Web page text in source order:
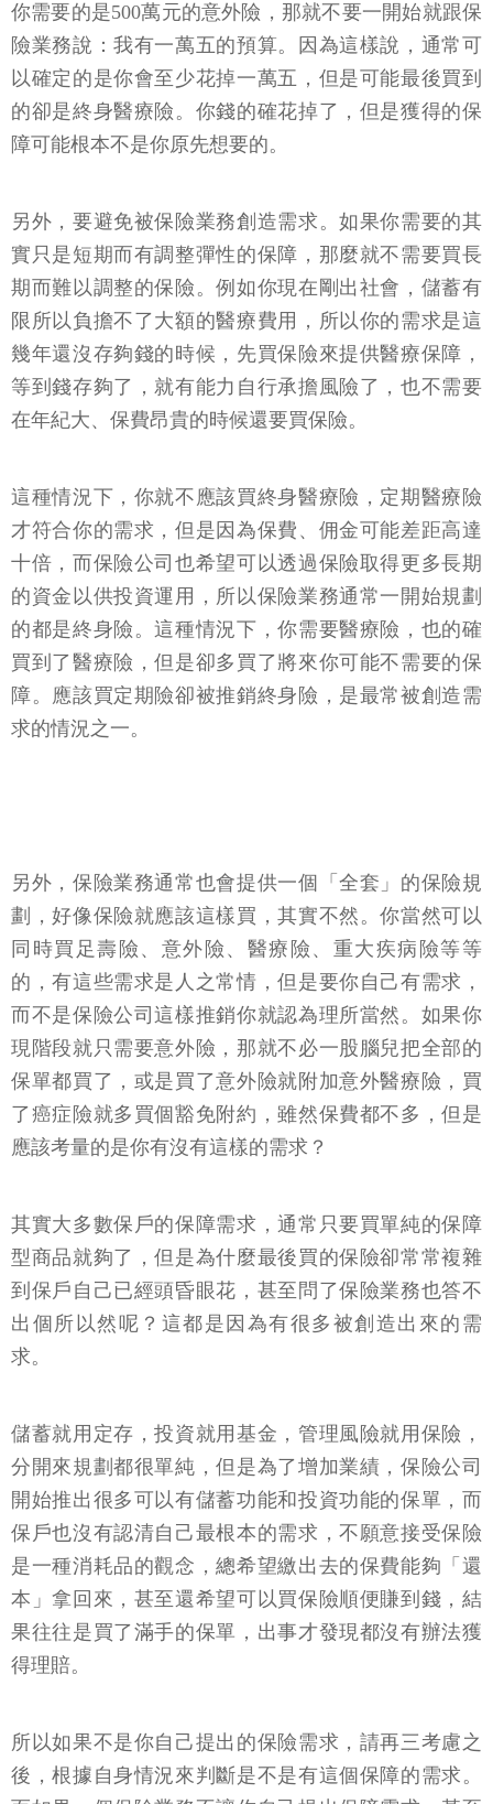
你需要的是500萬元的意外險，那就不要一開始就跟保
險業務說：我有一萬五的預算。因為這樣說，通常可
以確定的是你會至少花掉一萬五，但是可能最後買到
的卻是終身醫療險。你錢的確花掉了，但是獲得的保
障可能根本不是你原先想要的。
另外，要避免被保險業務創造需求。如果你需要的其
實只是短期而有調整彈性的保障，那麼就不需要買長
期而難以調整的保險。例如你現在剛出社會，儲蓄有
限所以負擔不了大額的醫療費用，所以你的需求是這
幾年還沒存夠錢的時候，先買保險來提供醫療保障，
等到錢存夠了，就有能力自行承擔風險了，也不需要
在年紀大、保費昂貴的時候還要買保險。
這種情況下，你就不應該買終身醫療險，定期醫療險
才符合你的需求，但是因為保費、佣金可能差距高達
十倍，而保險公司也希望可以透過保險取得更多長期
的資金以供投資運用，所以保險業務通常一開始規劃
的都是終身險。這種情況下，你需要醫療險，也的確
買到了醫療險，但是卻多買了將來你可能不需要的保
障。應該買定期險卻被推銷終身險，是最常被創造需
求的情況之一。
另外，保險業務通常也會提供一個「全套」的保險規
劃，好像保險就應該這樣買，其實不然。你當然可以
同時買足壽險、意外險、醫療險、重大疾病險等等
的，有這些需求是人之常情，但是要你自己有需求，
而不是保險公司這樣推銷你就認為理所當然。如果你
現階段就只需要意外險，那就不必一股腦兒把全部的
保單都買了，或是買了意外險就附加意外醫療險，買
了癌症險就多買個豁免附約，雖然保費都不多，但是
應該考量的是你有沒有這樣的需求？
其實大多數保戶的保障需求，通常只要買單純的保障
型商品就夠了，但是為什麼最後買的保險卻常常複雜
到保戶自己已經頭昏眼花，甚至問了保險業務也答不
出個所以然呢？這都是因為有很多被創造出來的需
求。
儲蓄就用定存，投資就用基金，管理風險就用保險，
分開來規劃都很單純，但是為了增加業績，保險公司
開始推出很多可以有儲蓄功能和投資功能的保單，而
保戶也沒有認清自己最根本的需求，不願意接受保險
是一種消耗品的觀念，總希望繳出去的保費能夠「還
本」拿回來，甚至還希望可以買保險順便賺到錢，結
果往往是買了滿手的保單，出事才發現都沒有辦法獲
得理賠。
所以如果不是你自己提出的保險需求，請再三考慮之
後，根據自身情況來判斷是不是有這個保障的需求。